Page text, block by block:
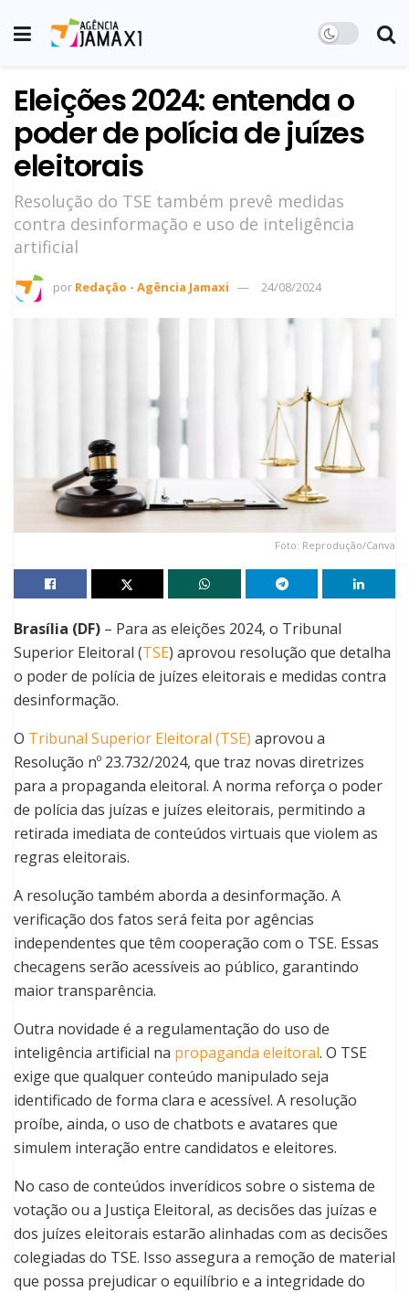
Eleições 2024: entenda o
poder de polícia de juízes
eleitorais
Resolução do TSE também prevê medidas
contra desinformação e uso de inteligência
artificial
por Redação - Agência Jamaxi 24/08/2024
Foto: Reprodução/Canva
Brasília (DF) – Para as eleições 2024, o Tribunal
Superior Eleitoral (TSE) aprovou resolução que detalha
o poder de polícia de juízes eleitorais e medidas contra
desinformação.
O Tribunal Superior Eleitoral (TSE) aprovou a
Resolução nº 23.732/2024, que traz novas diretrizes
para a propaganda eleitoral. A norma reforça o poder
de polícia das juízas e juízes eleitorais, permitindo a
retirada imediata de conteúdos virtuais que violem as
regras eleitorais.
A resolução também aborda a desinformação. A
verificação dos fatos será feita por agências
independentes que têm cooperação com o TSE. Essas
checagens serão acessíveis ao público, garantindo
maior transparência.
Outra novidade é a regulamentação do uso de
inteligência artificial na propaganda eleitoral. O TSE
exige que qualquer conteúdo manipulado seja
identificado de forma clara e acessível. A resolução
proíbe, ainda, o uso de chatbots e avatares que
simulem interação entre candidatos e eleitores.
No caso de conteúdos inverídicos sobre o sistema de
votação ou a Justiça Eleitoral, as decisões das juízas e
dos juízes eleitorais estarão alinhadas com as decisões
colegiadas do TSE. Isso assegura a remoção de material
que possa prejudicar o equilíbrio e a integridade do